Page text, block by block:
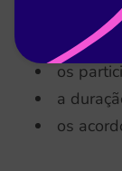
registrar os
os
a
os